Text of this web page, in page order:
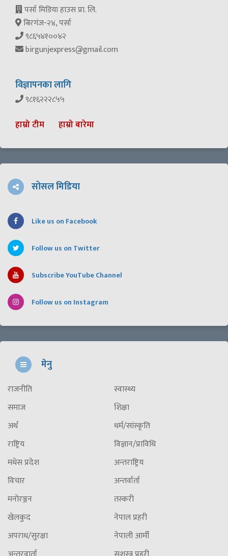
पर्सा मिडिया हाउस प्रा. लि.
बिरगंज-२४, पर्सा
९८६५४१००४२
birgunjexpress@gmail.com
विज्ञापनका लागि
९८१६२२२८५५
हाम्रो टीम हाम्रो बारेमा
सोसल मिडिया
Like us on Facebook
Follow us on Twitter
Subscribe YouTube Channel
Follow us on Instagram
मेनु
राजनीति
समाज
अर्थ
राष्ट्रिय
मधेस प्रदेश
विचार
मनोरञ्जन
खेलकुद
अपराध/सुरक्षा
स्वास्थ्य
शिक्षा
धर्म/सांस्कृति
विज्ञान/प्राविधि
अन्तराष्ट्रिय
अन्तर्वार्ता
तस्करी
नेपाल प्रहरी
नेपाली आर्मी